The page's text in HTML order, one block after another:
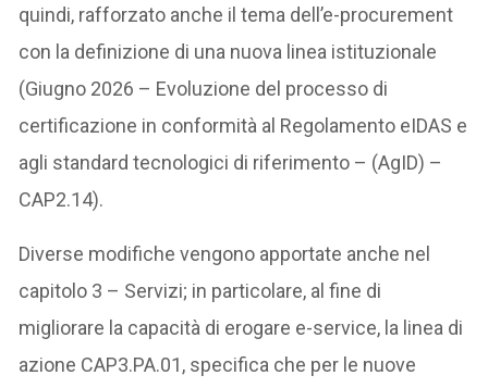
quindi, rafforzato anche il tema dell’e-procurement
con la definizione di una nuova linea istituzionale
(Giugno 2026 – Evoluzione del processo di
certificazione in conformità al Regolamento eIDAS e
agli standard tecnologici di riferimento – (AgID) –
CAP2.14).
Diverse modifiche vengono apportate anche nel
capitolo 3 – Servizi; in particolare, al fine di
migliorare la capacità di erogare e-service, la linea di
azione CAP3.PA.01, specifica che per le nuove